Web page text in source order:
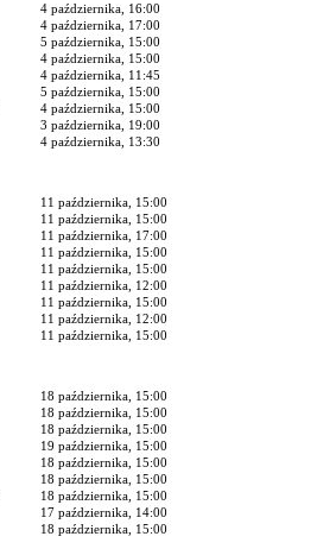
4 października, 16:00
4 października, 17:00
5 października, 15:00
4 października, 15:00
4 października, 11:45
5 października, 15:00
4 października, 15:00
3 października, 19:00
4 października, 13:30
11 października, 15:00
11 października, 15:00
11 października, 17:00
11 października, 15:00
11 października, 15:00
11 października, 12:00
11 października, 15:00
11 października, 12:00
11 października, 15:00
18 października, 15:00
18 października, 15:00
18 października, 15:00
19 października, 15:00
18 października, 15:00
18 października, 15:00
18 października, 15:00
17 października, 14:00
18 października, 15:00